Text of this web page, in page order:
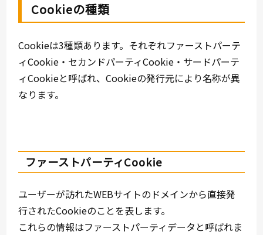
Cookieの種類
Cookieは3種類あります。それぞれファーストパーテ
ィCookie・セカンドパーティCookie・サードパーテ
ィCookieと呼ばれ、Cookieの発行元により名称が異
なります。
ファーストパーティCookie
ユーザーが訪れたWEBサイトのドメインから直接発
行されたCookieのことを表します。
これらの情報はファーストパーティデータと呼ばれま